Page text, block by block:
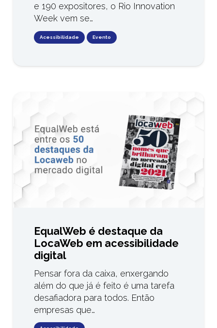
e 190 expositores, o Rio Innovation
Week vem se…
Acessibilidade Evento
EqualWeb é destaque da
LocaWeb em acessibilidade
digital
Pensar fora da caixa, enxergando
além do que já é feito é uma tarefa
desafiadora para todos. Então
empresas que…